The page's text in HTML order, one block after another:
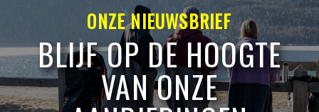
ONZE NIEUWSBRIEF
BLIJF OP DE HOOGTE
VAN ONZE